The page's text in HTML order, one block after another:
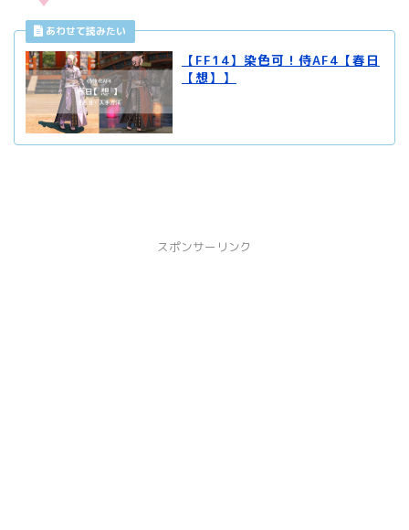
【FF14】染色可！侍AF4【春日
【想】】
スポンサーリンク